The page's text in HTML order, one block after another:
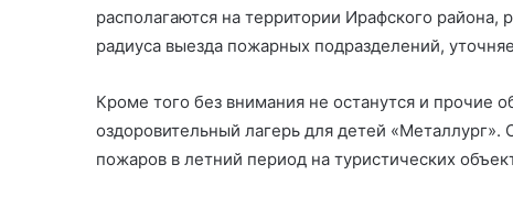
располагаются на территории Ирафского
радиуса выезда пожарных подразделений,
Кроме того без внимания не останутся и прочие
оздоровительный лагерь для детей
пожаров в летний период на туристических